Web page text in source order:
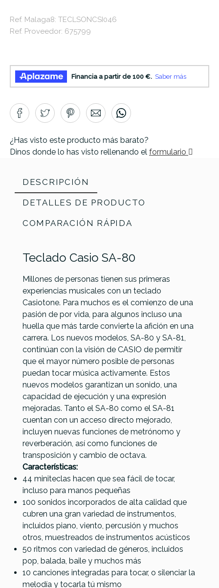
Ref. Malaga8: TECLSONCSI046
Ref. Proveedor: 675799
¿Has visto este producto más barato?
Dinos donde lo has visto rellenando el formulario
DESCRIPCIÓN
DETALLES DE PRODUCTO
COMPARACIÓN RÁPIDA
Teclado Casio SA-80
Millones de personas tienen sus primeras
experiencias musicales con un teclado
Casiotone. Para muchos es el comienzo de una
pasión de por vida, para algunos incluso una
huella que más tarde convierte la afición en una
carrera. Los nuevos modelos, SA-80 y SA-81,
continúan con la visión de CASIO de permitir
que el mayor número posible de personas
puedan tocar música activamente. Estos
nuevos modelos garantizan un sonido, una
capacidad de ejecución y una expresión
mejoradas. Tanto el SA-80 como el SA-81
cuentan con un acceso directo mejorado,
incluyen nuevas funciones de metrónomo y
reverberación, así como funciones de
transposición y cambio de octava.
Características:
44 miniteclas hacen que sea fácil de tocar,
incluso para manos pequeñas
100 sonidos incorporados de alta calidad que
cubren una gran variedad de instrumentos,
incluidos piano, viento, percusión y muchos
otros, muestreados de instrumentos acústicos
50 ritmos con variedad de géneros, incluidos
pop, balada, baile y muchos más
10 canciones integradas para tocar, o silenciar la
melodía y tocarla tú mismo
ReferenciaTECLSONCSI046
Casio SA-
81
Yamaha
PSS-F30
Black
Yamaha
PSS-E30
Remie
White
EK
EKT37WH
Blanco
66,00 € 60,00 € 60,00 € 59,00 €
No hay características para comparar